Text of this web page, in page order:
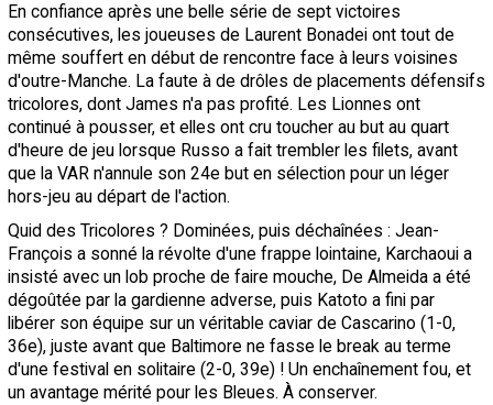
En confiance après une belle série de sept victoires
consécutives, les joueuses de Laurent Bonadei ont tout de
même souffert en début de rencontre face à leurs voisines
d'outre-Manche. La faute à de drôles de placements défensifs
tricolores, dont James n'a pas profité. Les Lionnes ont
continué à pousser, et elles ont cru toucher au but au quart
d'heure de jeu lorsque Russo a fait trembler les filets, avant
que la VAR n'annule son 24e but en sélection pour un léger
hors-jeu au départ de l'action.
Quid des Tricolores ? Dominées, puis déchaînées : Jean-
François a sonné la révolte d'une frappe lointaine, Karchaoui a
insisté avec un lob proche de faire mouche, De Almeida a été
dégoûtée par la gardienne adverse, puis Katoto a fini par
libérer son équipe sur un véritable caviar de Cascarino (1-0,
36e), juste avant que Baltimore ne fasse le break au terme
d'une festival en solitaire (2-0, 39e) ! Un enchaînement fou, et
un avantage mérité pour les Bleues. À conserver.